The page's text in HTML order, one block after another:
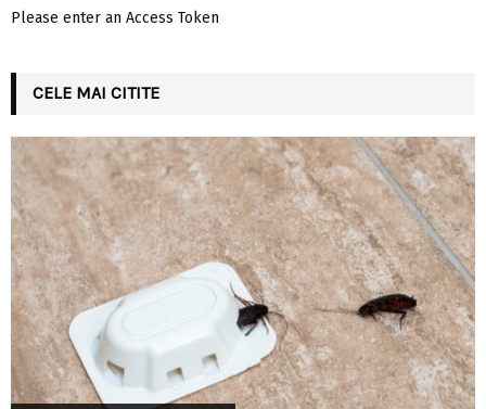
Please enter an Access Token
CELE MAI CITITE